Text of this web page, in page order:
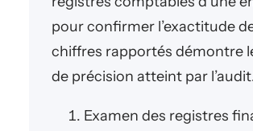
pour confirmer l’exactitude
chiffres rapportés démontre
de précision atteint par
Examen des registres